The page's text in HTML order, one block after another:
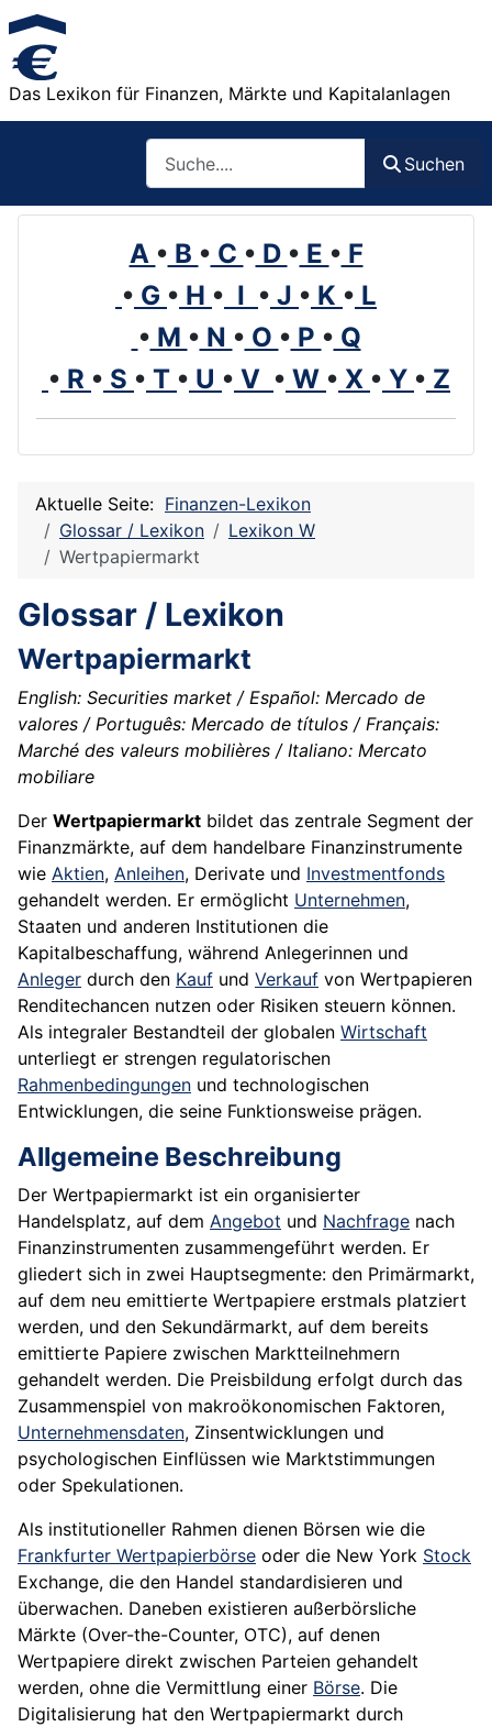
Das Lexikon für Finanzen, Märkte und Kapitalanlagen
Suchen
A • B • C • D • E • F
• G • H • I • J • K • L
• M • N • O • P • Q
• R • S • T • U • V • W • X • Y • Z
Aktuelle Seite: Finanzen-Lexikon
Glossar / Lexikon
Lexikon W
Wertpapiermarkt
Glossar / Lexikon
Wertpapiermarkt
English: Securities market / Español: Mercado de
valores / Português: Mercado de títulos / Français:
Marché des valeurs mobilières / Italiano: Mercato
mobiliare
Der Wertpapiermarkt bildet das zentrale Segment der
Finanzmärkte, auf dem handelbare Finanzinstrumente
wie Aktien, Anleihen, Derivate und Investmentfonds
gehandelt werden. Er ermöglicht Unternehmen,
Staaten und anderen Institutionen die
Kapitalbeschaffung, während Anlegerinnen und
Anleger durch den Kauf und Verkauf von Wertpapieren
Renditechancen nutzen oder Risiken steuern können.
Als integraler Bestandteil der globalen Wirtschaft
unterliegt er strengen regulatorischen
Rahmenbedingungen und technologischen
Entwicklungen, die seine Funktionsweise prägen.
Allgemeine Beschreibung
Der Wertpapiermarkt ist ein organisierter
Handelsplatz, auf dem Angebot und Nachfrage nach
Finanzinstrumenten zusammengeführt werden. Er
gliedert sich in zwei Hauptsegmente: den Primärmarkt,
auf dem neu emittierte Wertpapiere erstmals platziert
werden, und den Sekundärmarkt, auf dem bereits
emittierte Papiere zwischen Marktteilnehmern
gehandelt werden. Die Preisbildung erfolgt durch das
Zusammenspiel von makroökonomischen Faktoren,
Unternehmensdaten, Zinsentwicklungen und
psychologischen Einflüssen wie Marktstimmungen
oder Spekulationen.
Als institutioneller Rahmen dienen Börsen wie die
Frankfurter Wertpapierbörse oder die New York Stock
Exchange, die den Handel standardisieren und
überwachen. Daneben existieren außerbörsliche
Märkte (Over-the-Counter, OTC), auf denen
Wertpapiere direkt zwischen Parteien gehandelt
werden, ohne die Vermittlung einer Börse. Die
Digitalisierung hat den Wertpapiermarkt durch